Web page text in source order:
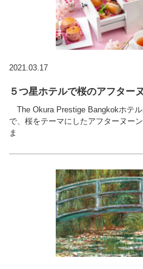
2021.03.17
５つ星ホテルで桜のアフター
The Okura Prestige Bangkokホテ
で、桜をテーマにしたアフターヌー
ま